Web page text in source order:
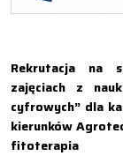
Rekrutacja na
zajęciach z
cyfrowych” dla
kierunków
fitoterapia